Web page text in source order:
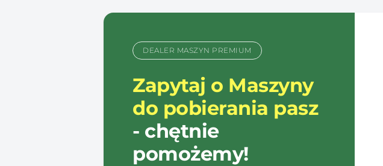
DEALER MASZYN PREMIUM
Zapytaj o Maszyny
do pobierania pasz
- chętnie
pomożemy!